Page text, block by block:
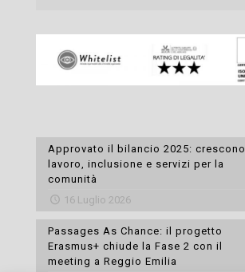
Approvato il bilancio 2025: crescono
lavoro, inclusione e servizi per la
comunità
16 Luglio 2026
Passages As Chance: il progetto
Erasmus+ chiude la Fase 2 con il
meeting a Reggio Emilia